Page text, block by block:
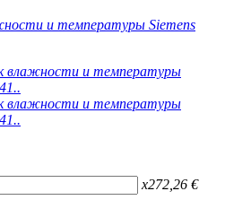
x272,26 €